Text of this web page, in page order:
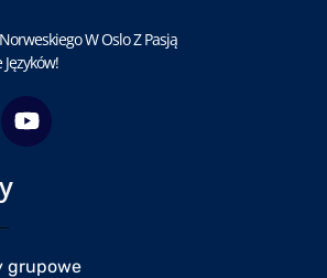
Norweskiego W Oslo Z Pasją
Y
o
u
e
grupowe